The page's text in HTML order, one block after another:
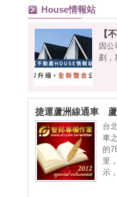
House情報站
【
因
劃，
捷運蘆洲線通車
台
車
的
里
示